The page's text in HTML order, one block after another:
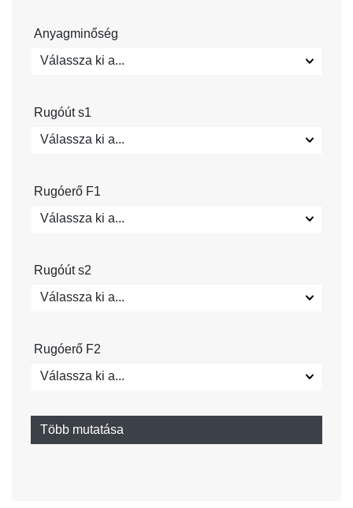
Anyagminőség
Válassza ki a...
Rugóút s1
Válassza ki a...
Rugóerő F1
Válassza ki a...
Rugóút s2
Válassza ki a...
Rugóerő F2
Válassza ki a...
Több mutatása